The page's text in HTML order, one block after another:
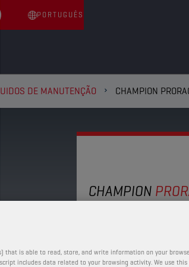
PORTUGUÊS
DE MANUTENÇÃO CHAMPION
CHAMPION
As propriedades de
that is able to read, store, and write information on your
includes data related to your browsing activity. We use